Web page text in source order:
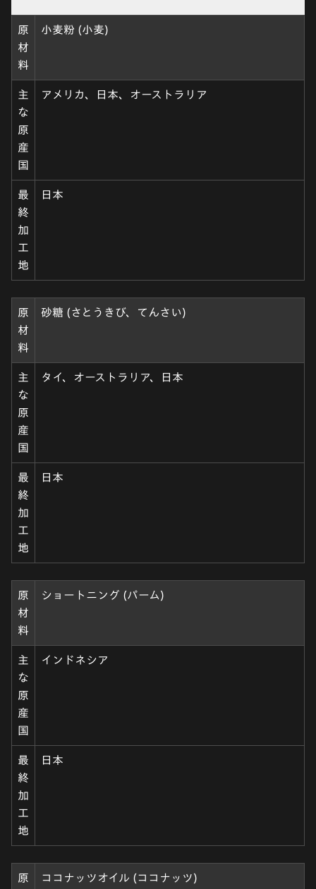
原
材
料
小麦粉 (小麦)
主
な
原
産
国
アメリカ、日本、オーストラリア
最
終
加
工
地
日本
原
材
料
砂糖 (さとうきび、てんさい)
主
な
原
産
国
タイ、オーストラリア、日本
最
終
加
工
地
日本
原
材
料
ショートニング (パーム)
主
な
原
産
国
インドネシア
最
終
加
工
地
日本
原
ココナッツオイル (ココナッツ)